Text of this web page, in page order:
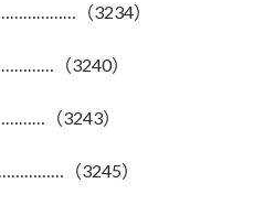
（3234）
（3240）
（3243）
（3245）